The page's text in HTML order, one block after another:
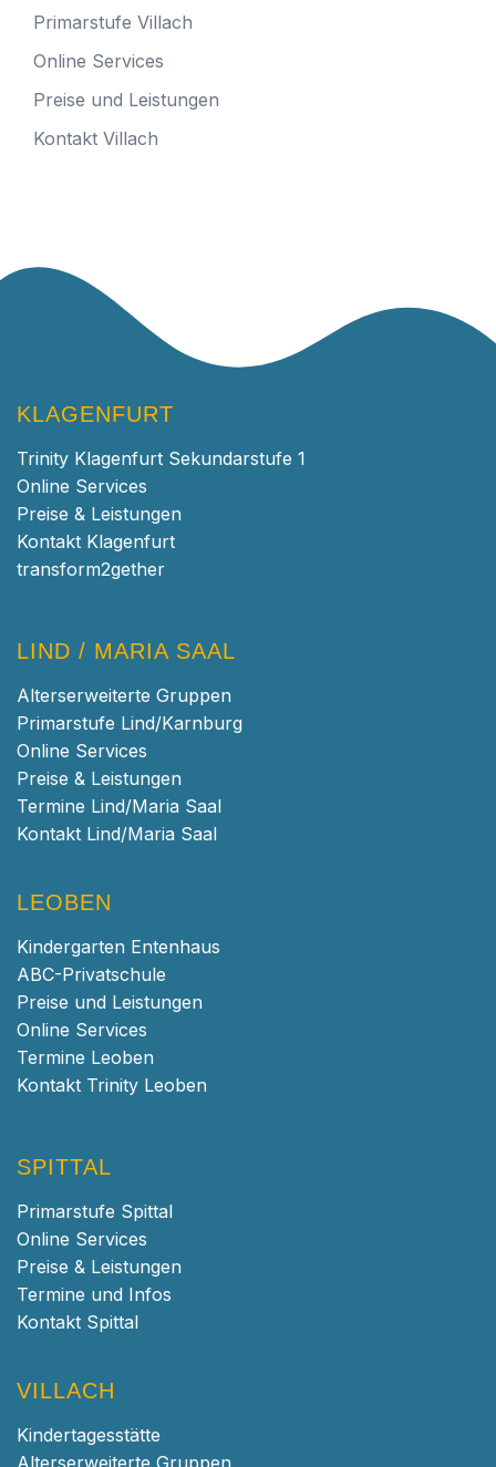
Primarstufe Villach
Online Services
Preise und Leistungen
Kontakt Villach
KLAGENFURT
Trinity Klagenfurt Sekundarstufe 1
Online Services
Preise & Leistungen
Kontakt Klagenfurt
transform2gether
LIND / MARIA SAAL
Alterserweiterte Gruppen
Primarstufe Lind/Karnburg
Online Services
Preise & Leistungen
Termine Lind/Maria Saal
Kontakt Lind/Maria Saal
LEOBEN
Kindergarten Entenhaus
ABC-Privatschule
Preise und Leistungen
Online Services
Termine Leoben
Kontakt Trinity Leoben
SPITTAL
Primarstufe Spittal
Online Services
Preise & Leistungen
Termine und Infos
Kontakt Spittal
VILLACH
Kindertagesstätte
Alterserweiterte Gruppen